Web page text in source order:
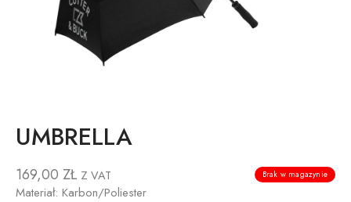
UMBRELLA
169,00 ZŁ Z VAT Brak w magazynie
Materiał: Karbon/Poliester